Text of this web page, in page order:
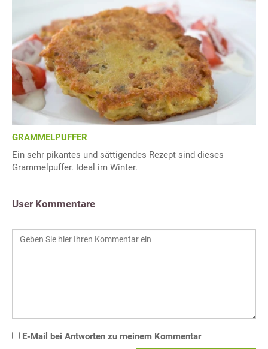
GRAMMELPUFFER
Ein sehr pikantes und sättigendes Rezept sind dieses
Grammelpuffer. Ideal im Winter.
User Kommentare
E-Mail bei Antworten zu meinem Kommentar